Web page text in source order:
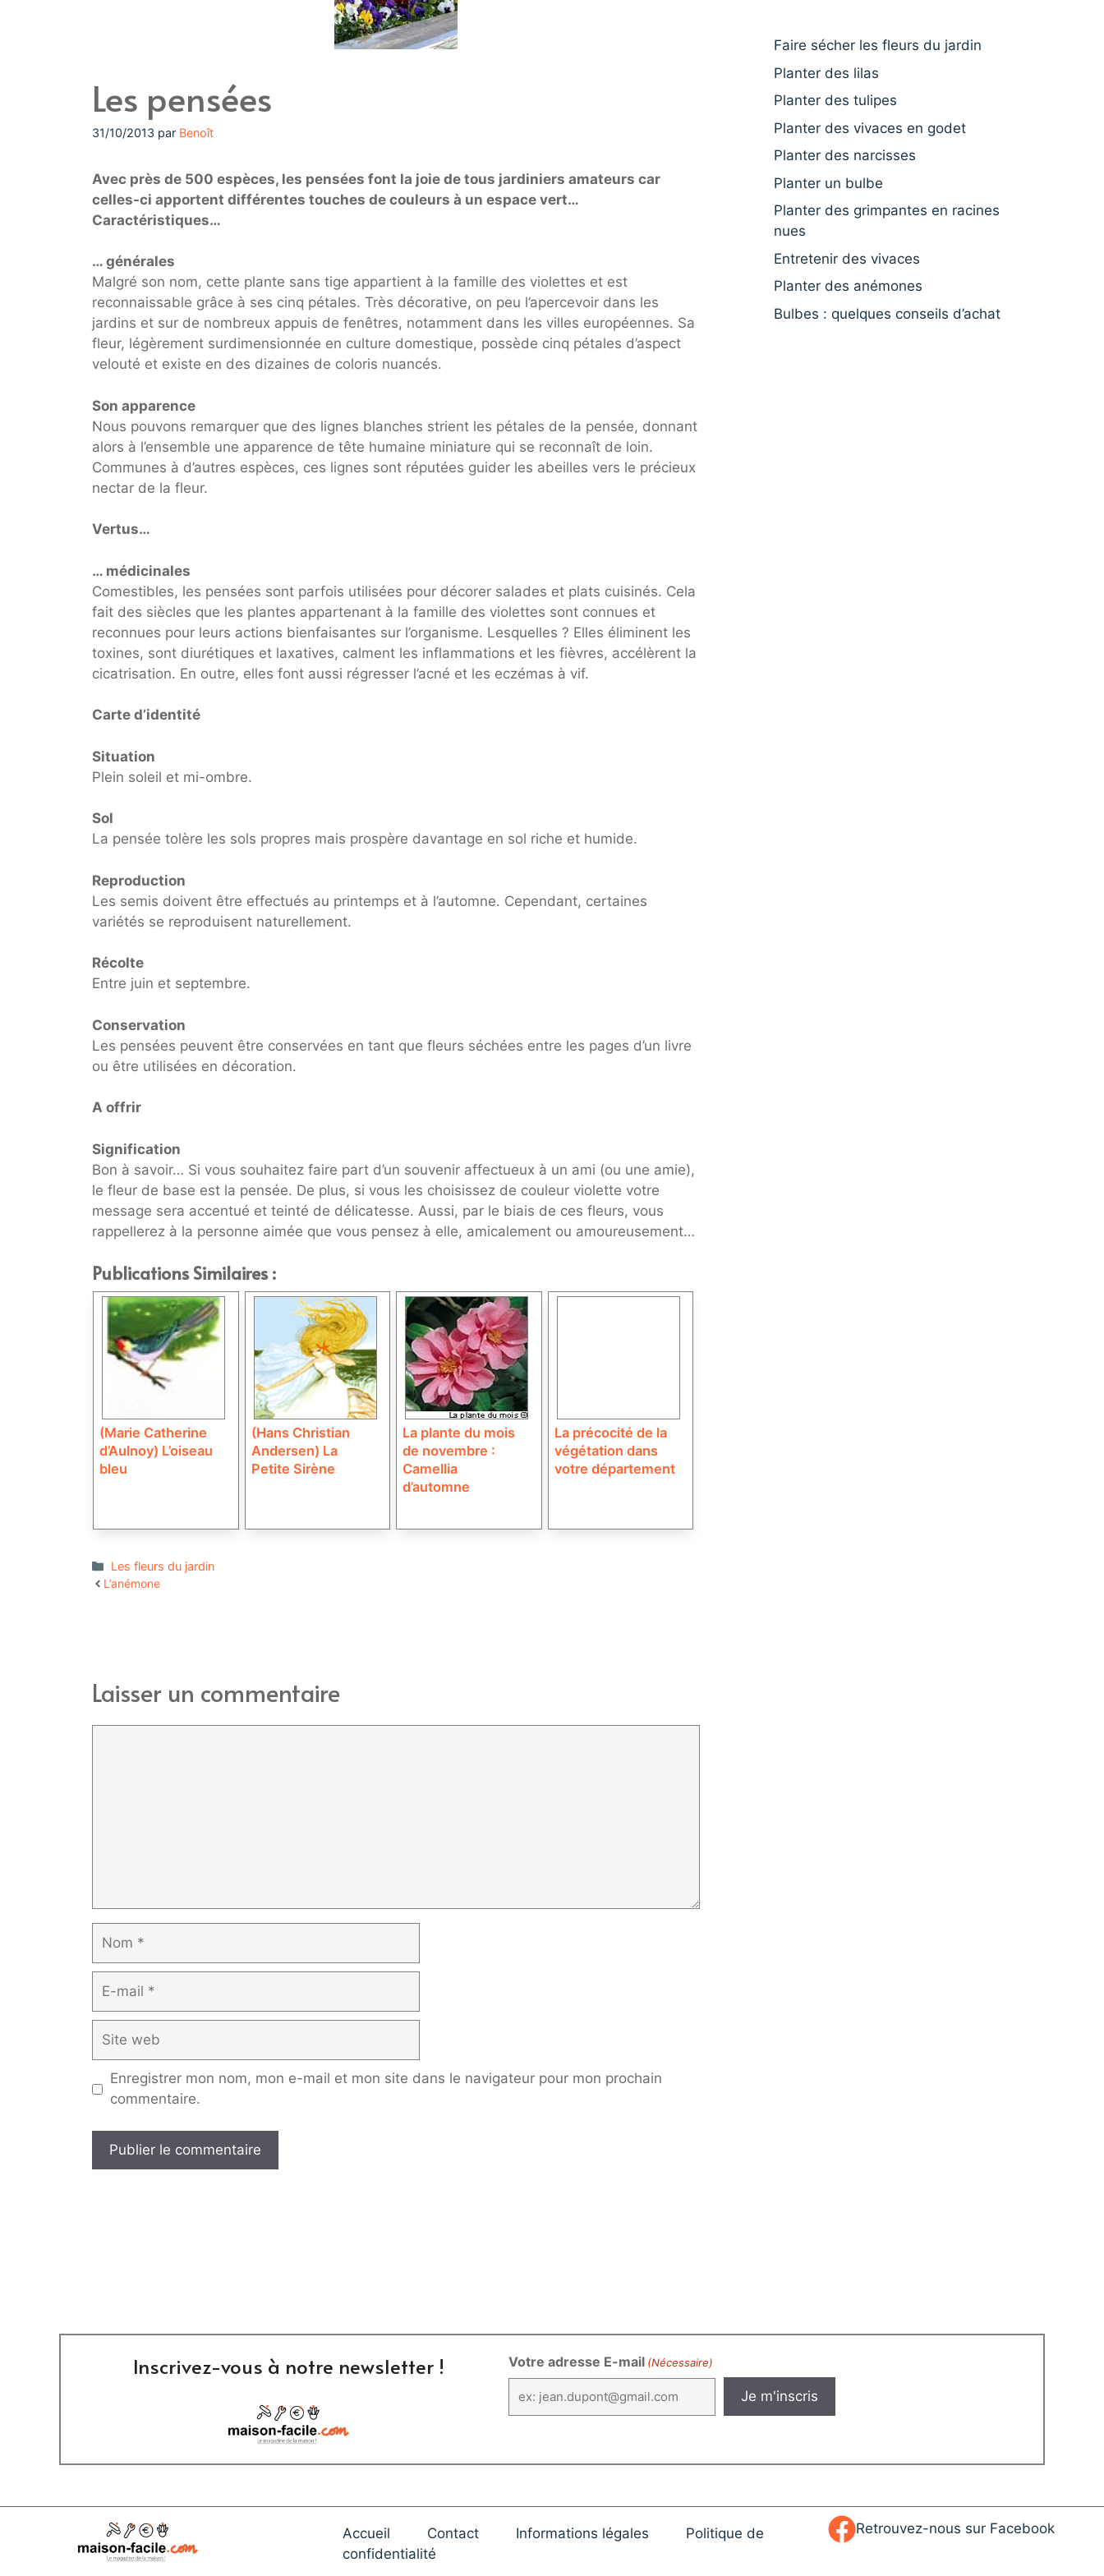
Les pensées
31/10/2013 par Benoît
Avec près de 500 espèces, les pensées font la joie de tous jardiniers amateurs car
celles-ci apportent différentes touches de couleurs à un espace vert…
Caractéristiques…
… générales
Malgré son nom, cette plante sans tige appartient à la famille des violettes et est
reconnaissable grâce à ses cinq pétales. Très décorative, on peu l’apercevoir dans les
jardins et sur de nombreux appuis de fenêtres, notamment dans les villes européennes. Sa
fleur, légèrement surdimensionnée en culture domestique, possède cinq pétales d’aspect
velouté et existe en des dizaines de coloris nuancés.
Son apparence
Nous pouvons remarquer que des lignes blanches strient les pétales de la pensée, donnant
alors à l’ensemble une apparence de tête humaine miniature qui se reconnaît de loin.
Communes à d’autres espèces, ces lignes sont réputées guider les abeilles vers le précieux
nectar de la fleur.
Vertus…
… médicinales
Comestibles, les pensées sont parfois utilisées pour décorer salades et plats cuisinés. Cela
fait des siècles que les plantes appartenant à la famille des violettes sont connues et
reconnues pour leurs actions bienfaisantes sur l’organisme. Lesquelles ? Elles éliminent les
toxines, sont diurétiques et laxatives, calment les inflammations et les fièvres, accélèrent la
cicatrisation. En outre, elles font aussi régresser l’acné et les eczémas à vif.
Carte d’identité
Situation
Plein soleil et mi-ombre.
Sol
La pensée tolère les sols propres mais prospère davantage en sol riche et humide.
Reproduction
Les semis doivent être effectués au printemps et à l’automne. Cependant, certaines
variétés se reproduisent naturellement.
Récolte
Entre juin et septembre.
Conservation
Les pensées peuvent être conservées en tant que fleurs séchées entre les pages d’un livre
ou être utilisées en décoration.
A offrir
Signification
Bon à savoir… Si vous souhaitez faire part d’un souvenir affectueux à un ami (ou une amie),
le fleur de base est la pensée. De plus, si vous les choisissez de couleur violette votre
message sera accentué et teinté de délicatesse. Aussi, par le biais de ces fleurs, vous
rappellerez à la personne aimée que vous pensez à elle, amicalement ou amoureusement…
Publications Similaires :
(Marie Catherine
d’Aulnoy) L’oiseau
bleu
(Hans Christian
Andersen) La
Petite Sirène
La plante du mois
de novembre :
Camellia
d’automne
La précocité de la
végétation dans
votre département
Catégories
Les fleurs du jardin
L’anémone
Laisser un commentaire
mail
web
Enregistrer mon nom, mon e-mail et mon site dans le navigateur pour mon prochain
commentaire.
Faire sécher les fleurs du jardin
Planter des lilas
Planter des tulipes
Planter des vivaces en godet
Planter des narcisses
Planter un bulbe
Planter des grimpantes en racines
nues
Entretenir des vivaces
Planter des anémones
Bulbes : quelques conseils d’achat
Inscrivez-vous à notre newsletter ! Votre adresse E-mail (Nécessaire)
Accueil Contact Informations légales
Politique de
confidentialité
Retrouvez-nous sur Facebook